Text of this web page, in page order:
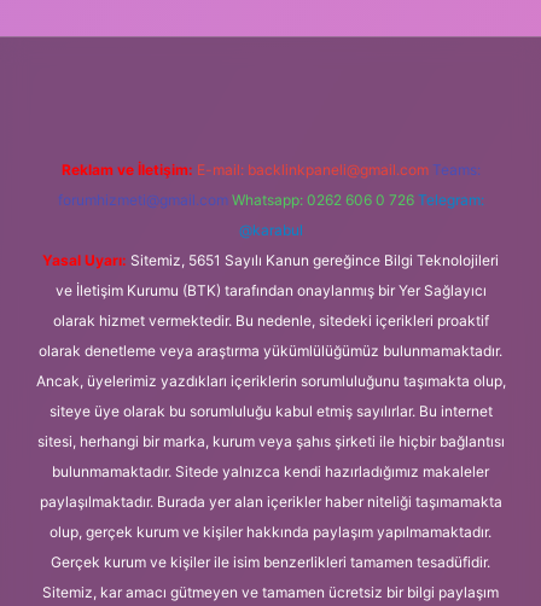
Reklam ve İletişim: E-mail: backlinkpaneli@gmail.com Teams:
forumhizmeti@gmail.com Whatsapp: 0262 606 0 726 Telegram:
@karabul
Yasal Uyarı: Sitemiz, 5651 Sayılı Kanun gereğince Bilgi Teknolojileri
ve İletişim Kurumu (BTK) tarafından onaylanmış bir Yer Sağlayıcı
olarak hizmet vermektedir. Bu nedenle, sitedeki içerikleri proaktif
olarak denetleme veya araştırma yükümlülüğümüz bulunmamaktadır.
Ancak, üyelerimiz yazdıkları içeriklerin sorumluluğunu taşımakta olup,
siteye üye olarak bu sorumluluğu kabul etmiş sayılırlar. Bu internet
sitesi, herhangi bir marka, kurum veya şahıs şirketi ile hiçbir bağlantısı
bulunmamaktadır. Sitede yalnızca kendi hazırladığımız makaleler
paylaşılmaktadır. Burada yer alan içerikler haber niteliği taşımamakta
olup, gerçek kurum ve kişiler hakkında paylaşım yapılmamaktadır.
Gerçek kurum ve kişiler ile isim benzerlikleri tamamen tesadüfidir.
Sitemiz, kar amacı gütmeyen ve tamamen ücretsiz bir bilgi paylaşım